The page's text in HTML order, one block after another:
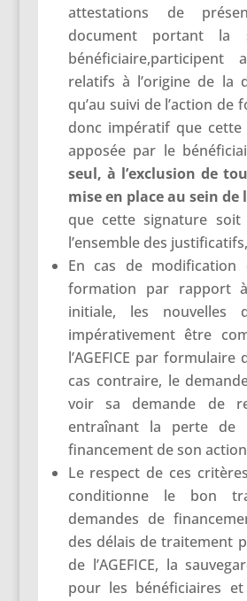
attestations de
document portant la
bénéficiaire,participent
relatifs à l’origine de la
qu’au suivi de l’action de
donc impératif que
apposée par le
seul, à l’exclusion de
mise en place au sein de
que cette signature
l’ensemble des justificatifs,
En cas de modification
formation par rapport
initiale, les nouvelles
impérativement être
l’AGEFICE par
cas contraire, le
voir sa demande de
entraînant la perte de
financement de son
Le respect de ces
conditionne le bon
demandes de
des délais de traitement
de l’AGEFICE, la
pour les bénéficiaires